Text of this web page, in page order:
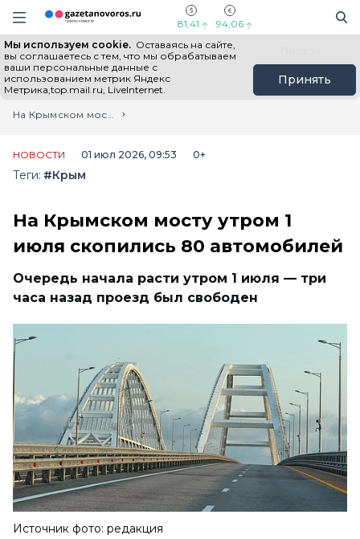
Информационный портал "ГазетаНоворос.ру"
Навигация сайта
81,41 94,06
Мы используем cookie. Оставаясь на сайте,
вы соглашаетесь с тем, что мы обрабатываем
ваши персональные данные с
использованием метрик Яндекс
Метрика,top.mail.ru, LiveInternet.
Принять
Все новости Новости России
Главная
Лента новостей
На Крымском мосту утром 1 июля скопились 80 автомобилей
НОВОСТИ 01 июл 2026, 09:53 0+
Теги: #Крым
На Крымском мосту утром 1
июля скопились 80 автомобилей
Очередь начала расти утром 1 июля — три
часа назад проезд был свободен
Источник фото: редакция